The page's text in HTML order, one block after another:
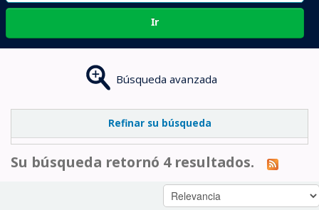
Ir
Búsqueda avanzada
Refinar su búsqueda
Su búsqueda retornó 4 resultados.